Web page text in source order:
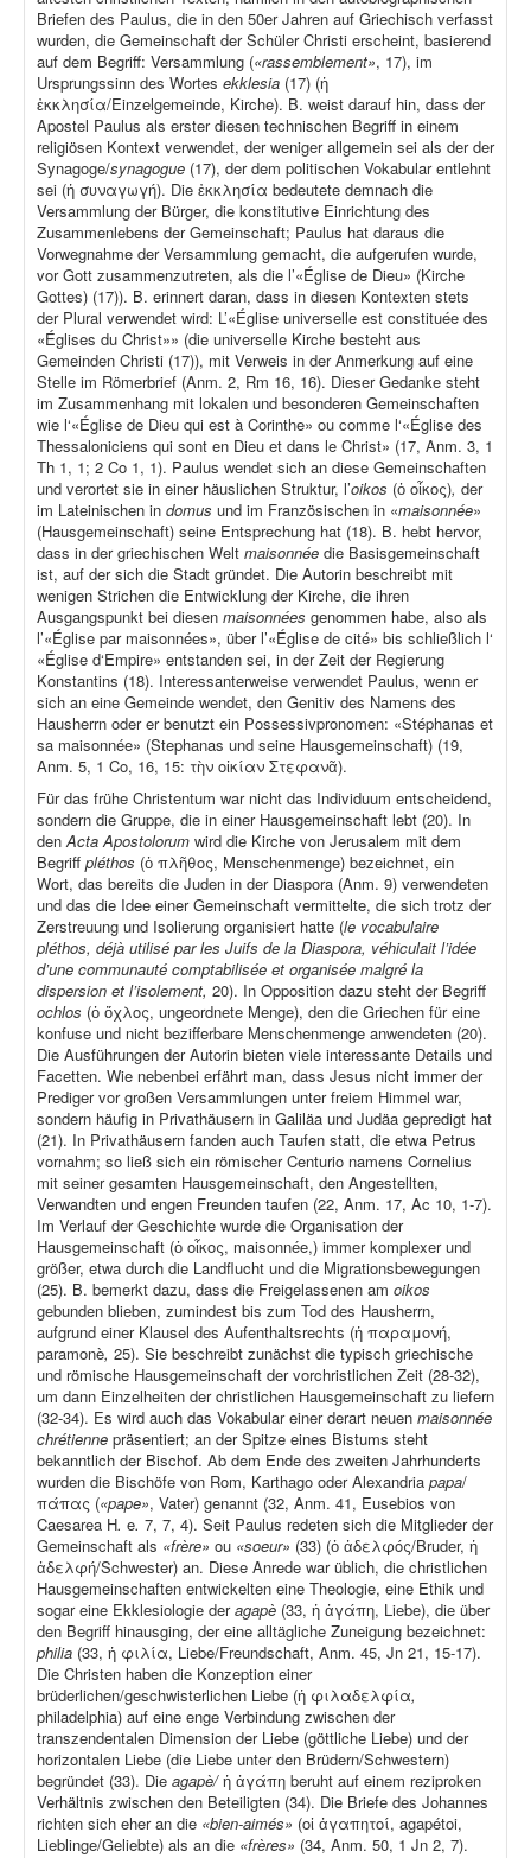
Briefen des Paulus, die in den 50er Jahren auf Griechisch verfasst
wurden, die Gemeinschaft der Schüler Christi erscheint, basierend
auf dem Begriff: Versammlung («rassemblement», 17), im
Ursprungssinn des Wortes ekklesia (17) (ἡ
ἐκκλησία/Einzelgemeinde, Kirche). B. weist darauf hin, dass der
Apostel Paulus als erster diesen technischen Begriff in einem
religiösen Kontext verwendet, der weniger allgemein sei als der der
Synagoge/synagogue (17), der dem politischen Vokabular entlehnt
sei (ἡ συναγωγή). Die ἐκκλησία bedeutete demnach die
Versammlung der Bürger, die konstitutive Einrichtung des
Zusammenlebens der Gemeinschaft; Paulus hat daraus die
Vorwegnahme der Versammlung gemacht, die aufgerufen wurde,
vor Gott zusammenzutreten, als die l’«Église de Dieu» (Kirche
Gottes) (17)). B. erinnert daran, dass in diesen Kontexten stets
der Plural verwendet wird: L’«Église universelle est constituée des
«Églises du Christ»» (die universelle Kirche besteht aus
Gemeinden Christi (17)), mit Verweis in der Anmerkung auf eine
Stelle im Römerbrief (Anm. 2, Rm 16, 16). Dieser Gedanke steht
im Zusammenhang mit lokalen und besonderen Gemeinschaften
wie l‘«Église de Dieu qui est à Corinthe» ou comme l‘«Église des
Thessaloniciens qui sont en Dieu et dans le Christ» (17, Anm. 3, 1
Th 1, 1; 2 Co 1, 1). Paulus wendet sich an diese Gemeinschaften
und verortet sie in einer häuslichen Struktur, l’oikos (ὁ οἶκος), der
im Lateinischen in domus und im Französischen in «maisonnée»
(Hausgemeinschaft) seine Entsprechung hat (18). B. hebt hervor,
dass in der griechischen Welt maisonnée die Basisgemeinschaft
ist, auf der sich die Stadt gründet. Die Autorin beschreibt mit
wenigen Strichen die Entwicklung der Kirche, die ihren
Ausgangspunkt bei diesen maisonnées genommen habe, also als
l’«Église par maisonnées», über l’«Église de cité» bis schließlich l‘
«Église d‘Empire» entstanden sei, in der Zeit der Regierung
Konstantins (18). Interessanterweise verwendet Paulus, wenn er
sich an eine Gemeinde wendet, den Genitiv des Namens des
Hausherrn oder er benutzt ein Possessivpronomen: «Stéphanas et
sa maisonnée» (Stephanas und seine Hausgemeinschaft) (19,
Anm. 5, 1 Co, 16, 15: τὴν οἰκίαν Στεφανᾶ).
Für das frühe Christentum war nicht das Individuum entscheidend,
sondern die Gruppe, die in einer Hausgemeinschaft lebt (20). In
denActa Apostolorum wird die Kirche von Jerusalem mit dem
Begriff pléthos (ὁ πλῆθος, Menschenmenge) bezeichnet, ein
Wort, das bereits die Juden in der Diaspora (Anm. 9) verwendeten
und das die Idee einer Gemeinschaft vermittelte, die sich trotz der
Zerstreuung und Isolierung organisiert hatte (le vocabulaire
pléthos, déjà utilisé par les Juifs de la Diaspora, véhiculait l’idée
d’une communauté comptabilisée et organisée malgré la
dispersion et l’isolement, 20). In Opposition dazu steht der Begriff
ochlos (ὁ ὄχλος, ungeordnete Menge), den die Griechen für eine
konfuse und nicht bezifferbare Menschenmenge anwendeten (20).
Die Ausführungen der Autorin bieten viele interessante Details und
Facetten. Wie nebenbei erfährt man, dass Jesus nicht immer der
Prediger vor großen Versammlungen unter freiem Himmel war,
sondern häufig in Privathäusern in Galiläa und Judäa gepredigt hat
(21). In Privathäusern fanden auch Taufen statt, die etwa Petrus
vornahm; so ließ sich ein römischer Centurio namens Cornelius
mit seiner gesamten Hausgemeinschaft, den Angestellten,
Verwandten und engen Freunden taufen (22, Anm. 17, Ac 10, 1-7).
Im Verlauf der Geschichte wurde die Organisation der
Hausgemeinschaft (ὁ οἶκος, maisonnée,) immer komplexer und
größer, etwa durch die Landflucht und die Migrationsbewegungen
(25). B. bemerkt dazu, dass die Freigelassenen am oikos
gebunden blieben, zumindest bis zum Tod des Hausherrn,
aufgrund einer Klausel des Aufenthaltsrechts (ἡ παραμονή,
paramonè, 25). Sie beschreibt zunächst die typisch griechische
und römische Hausgemeinschaft der vorchristlichen Zeit (28-32),
um dann Einzelheiten der christlichen Hausgemeinschaft zu liefern
(32-34). Es wird auch das Vokabular einer derart neuen maisonnée
chrétienne präsentiert; an der Spitze eines Bistums steht
bekanntlich der Bischof. Ab dem Ende des zweiten Jahrhunderts
wurden die Bischöfe von Rom, Karthago oder Alexandria papa/
πάπας («pape», Vater) genannt (32, Anm. 41, Eusebios von
Caesarea H. e. 7, 7, 4). Seit Paulus redeten sich die Mitglieder der
Gemeinschaft als «frère» ou «soeur» (33) (ὁ ἀδελφός/Bruder, ἡ
ἀδελφή/Schwester) an. Diese Anrede war üblich, die christlichen
Hausgemeinschaften entwickelten eine Theologie, eine Ethik und
sogar eine Ekklesiologie deragapè (33, ἡ ἀγάπη, Liebe), die über
den Begriff hinausging, der eine alltägliche Zuneigung bezeichnet:
philia (33, ἡ φιλία, Liebe/Freundschaft, Anm. 45, Jn 21, 15-17).
Die Christen haben die Konzeption einer
brüderlichen/geschwisterlichen Liebe (ἡ φιλαδελφία,
philadelphia) auf eine enge Verbindung zwischen der
transzendentalen Dimension der Liebe (göttliche Liebe) und der
horizontalen Liebe (die Liebe unter den Brüdern/Schwestern)
begründet (33). Die agapè/ἡ ἀγάπη beruht auf einem reziproken
Verhältnis zwischen den Beteiligten (34). Die Briefe des Johannes
richten sich eher an die «bien-aimés» (οἱ ἀγαπητοί, agapétoi,
Lieblinge/Geliebte) als an die «frères» (34, Anm. 50, 1 Jn 2, 7).